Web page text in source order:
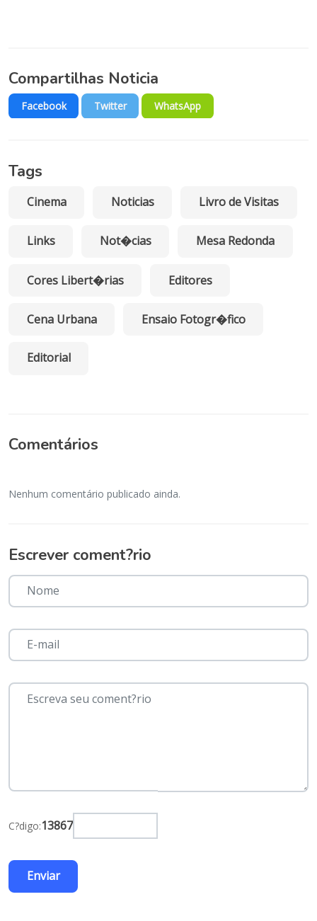
Compartilhas Noticia
Facebook Twitter WhatsApp
Tags
Cinema Noticias Livro de Visitas
Links Not�cias Mesa Redonda
Cores Libert�rias Editores
Cena Urbana Ensaio Fotogr�fico
Editorial
Comentários
Nenhum comentário publicado ainda.
Escrever coment?rio
C?digo:13867